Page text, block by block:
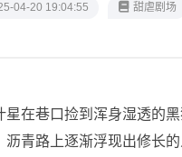
04-20 19:04:55 甜虐剧场
在巷口捡到浑身湿透的
青路上逐渐浮现出修长